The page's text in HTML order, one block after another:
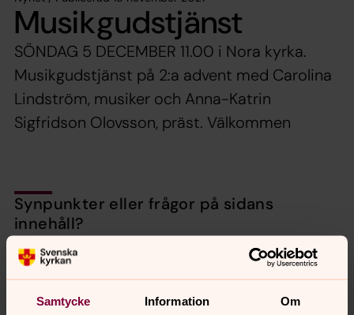
Samtycke Information Om
Musikgudstjänst
SÖNDAG 5 DECEMBER 11.00 i Nora kyrka.
Musikgudstjänst på 2:a advent med Carolina
Lindström, musiker och Anna-Katrin
Sigfridson Olovsson, präst. Välkommen
Synpunkter eller frågor på sidans
innehåll?
nora.tarnsjo.forsamling@svenskakyrkan.se
Dela